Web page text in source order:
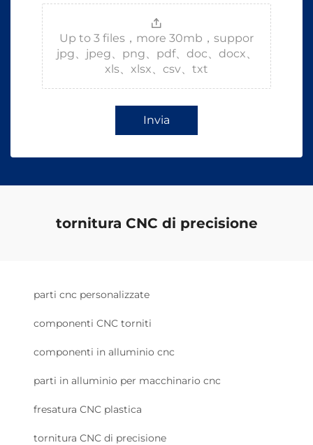
Up to 3 files，more 30mb，suppor
jpg、jpeg、png、pdf、doc、docx、
xls、xlsx、csv、txt
Invia
tornitura CNC di precisione
parti cnc personalizzate
componenti CNC torniti
componenti in alluminio cnc
parti in alluminio per macchinario cnc
fresatura CNC plastica
tornitura CNC di precisione